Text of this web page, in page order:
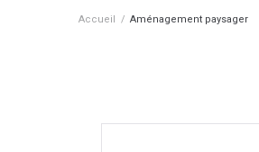
Accueil / Aménagement paysager